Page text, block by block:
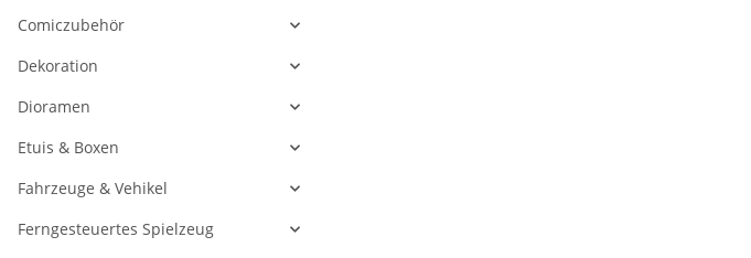
Comiczubehör
Dekoration
Dioramen
Etuis & Boxen
Fahrzeuge & Vehikel
Ferngesteuertes Spielzeug